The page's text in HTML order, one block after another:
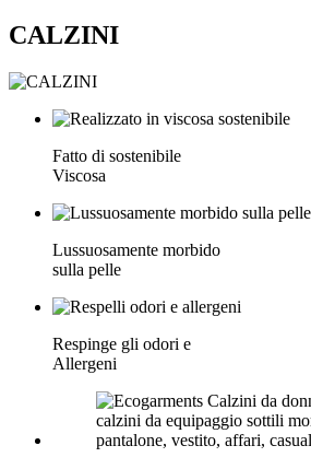
CALZINI
Fatto di sostenibile
Viscosa
Lussuosamente morbido
sulla pelle
Respinge gli odori e
Allergeni